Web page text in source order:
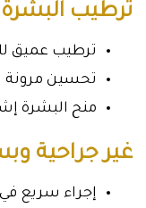
ترطيب البشرة
ترطيب عميق
تحسين مرونة
منح البشرة
غير جراحية
إجراء سريع في